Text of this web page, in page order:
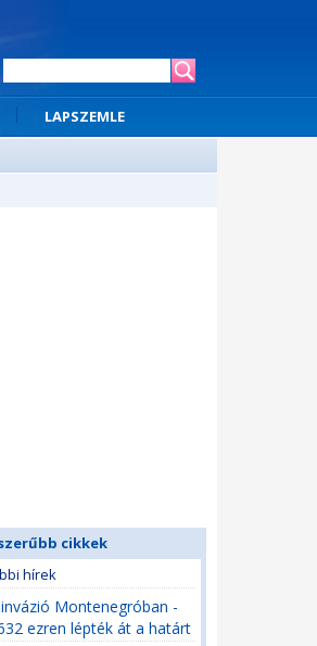
LAPSZEMLE
cikkek
hírek
Montenegróban -
ezren lépték át a határt